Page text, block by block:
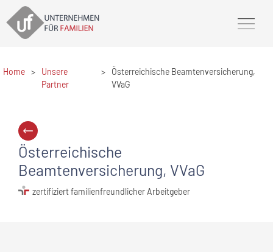
Home >
Unsere
Partner
>
Österreichische Beamtenversicherung,
VVaG
Österreichische
Beamtenversicherung, VVaG
zertifiziert familienfreundlicher Arbeitgeber